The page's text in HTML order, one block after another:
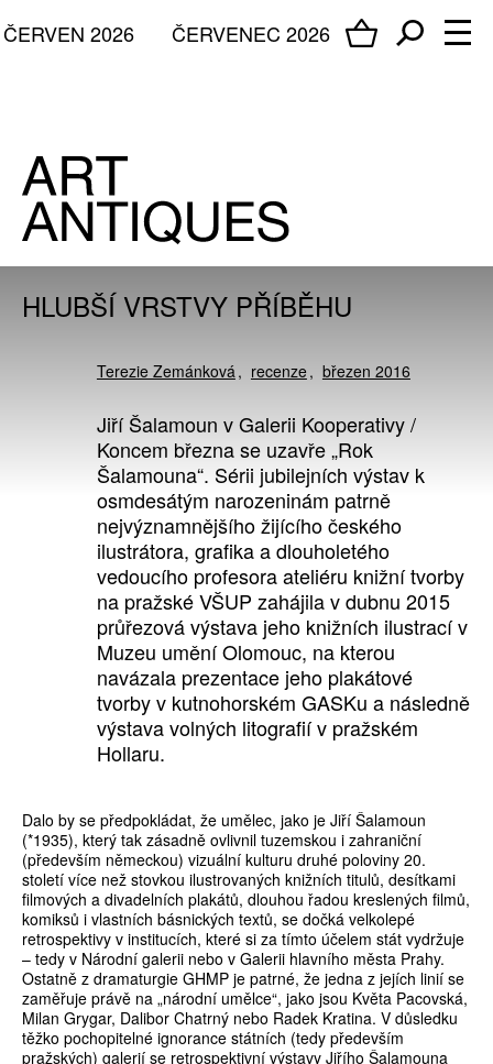
ČERVENEC 2026
ČERVEN 2026
HLUBŠÍ VRSTVY PŘÍBĚHU
Terezie Zemánková recenze březen 2016
Jiří Šalamoun v Galerii Kooperativy /
Koncem března se uzavře „Rok
Šalamouna“. Sérii jubilejních výstav k
osmdesátým narozeninám patrně
nejvýznamnějšího žijícího českého
ilustrátora, grafika a dlouholetého
vedoucího profesora ateliéru knižní tvorby
na pražské VŠUP zahájila v dubnu 2015
průřezová výstava jeho knižních ilustrací v
Muzeu umění Olomouc, na kterou
navázala prezentace jeho plakátové
tvorby v kutnohorském GASKu a následně
výstava volných litografií v pražském
Hollaru.
Dalo by se předpokládat, že umělec, jako je Jiří Šalamoun
(*1935), který tak zásadně ovlivnil tuzemskou i zahraniční
(především německou) vizuální kulturu druhé poloviny 20.
století více než stovkou ilustrovaných knižních titulů, desítkami
filmových a divadelních plakátů, dlouhou řadou kreslených filmů,
komiksů i vlastních básnických textů, se dočká velkolepé
retrospektivy v institucích, které si za tímto účelem stát vydržuje
– tedy v Národní galerii nebo v Galerii hlavního města Prahy.
Ostatně z dramaturgie GHMP je patrné, že jedna z jejích linií se
zaměřuje právě na „národní umělce“, jako jsou Květa Pacovská,
Milan Grygar, Dalibor Chatrný nebo Radek Kratina. V důsledku
těžko pochopitelné ignorance státních (tedy především
pražských) galerií se retrospektivní výstavy Jiřího Šalamouna